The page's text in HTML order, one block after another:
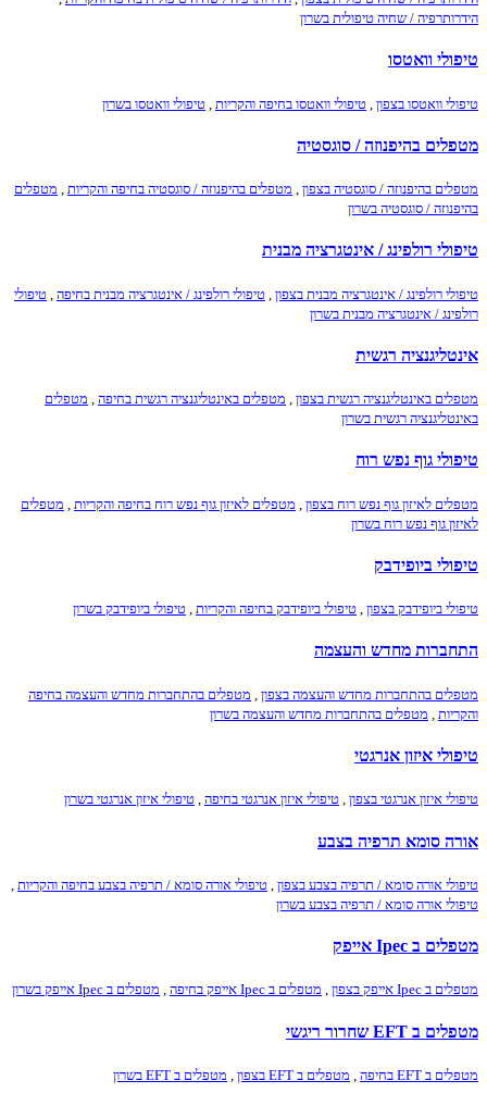
הידרותרפיה / שחיה טיפולית בשרון
טיפולי וואטסו
טיפולי וואטסו בצפון טיפולי וואטסו בחיפה והקריות טיפולי וואטסו בשרון
מטפלים בהיפנוזה / סוגסטיה
מטפלים בהיפנוזה / סוגסטיה בצפון , מטפלים בהיפנוזה / סוגסטיה בחיפה והקריות , מטפלים
בהיפנוזה / סוגסטיה בשרון
טיפולי רולפינג / אינטגרציה מבנית
טיפולי רולפינג / אינטגרציה מבנית בצפון טיפולי רולפינג / אינטגרציה מבנית בחיפה טיפולי
רולפינג / אינטגרציה מבנית בשרון
אינטליגנציה רגשית
מטפלים באינטליגנציה רגשית בצפון , מטפלים באינטליגנציה רגשית בחיפה , מטפלים
באינטליגנציה רגשית בשרון
טיפולי גוף נפש רוח
מטפלים לאיזון גוף נפש רוח בצפון מטפלים לאיזון גוף נפש רוח בחיפה והקריות
מטפלים
לאיזון גוף נפש רוח בשרון
טיפולי ביופידבק
טיפולי ביופידבק בצפון , טיפולי ביופידבק בחיפה והקריות , טיפולי ביופידבק בשרון
התחברות מחדש והעצמה
מטפלים בהתחברות מחדש והעצמה בצפון
מטפלים בהתחברות מחדש והעצמה בחיפה
והקריות
מטפלים בהתחברות מחדש והעצמה בשרון
טיפולי איזון אנרגטי
טיפולי איזון אנרגטי בצפון , טיפולי איזון אנרגטי בחיפה , טיפולי איזון אנרגטי בשרון
אורה סומא תרפיה בצבע
טיפולי אורה סומא / תרפיה בצבע בצפון טיפולי אורה סומא / תרפיה בצבע בחיפה והקריות
טיפולי אורה סומא / תרפיה בצבע בשרון
מטפלים ב Ipec אייפק
מטפלים ב Ipec אייפק בצפון , מטפלים ב Ipec אייפק בחיפה , מטפלים ב Ipec אייפק בשרון
מטפלים ב EFT שחרור ריגשי
מטפלים ב EFT בחיפה מטפלים ב EFT בצפון מטפלים ב EFT בשרון